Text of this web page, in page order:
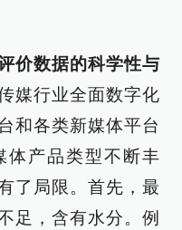
价数据的科学性与
媒行业全面数字化
和各类新媒体平台
体产品类型不断丰
了局限。首先，最
足，含有水分。例